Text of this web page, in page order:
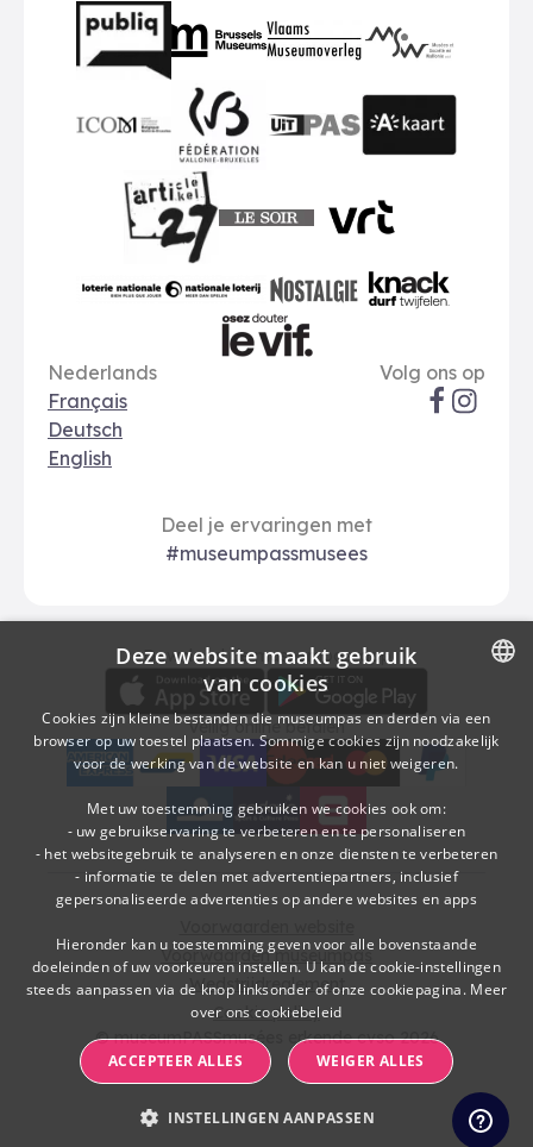
Partners
FWB
Art 27
Nostalgie
Taal opties
Nederlands
Français
Deutsch
English
Sociale
Volg ons op
Deel je ervaringen met
#museumpassmusees
Download
Download de museumpas-app
Betalingsopties
Veilig online betalen
American Express
bancontact
visa
Edenred
mc
paypal
kbc
Sodexo Cultuurcheques
belfius
© museumPASSmusées erkende cvso 2026
Voorwaarden museumpas
Wedstrijdreglement
Cookie policy
DUTCH
FRENCH
Deze website maakt gebruik
van cookies
Cookies zijn kleine bestanden die museumpas en derden via een
browser op uw toestel plaatsen. Sommige cookies zijn noodzakelijk
voor de werking van de website en kan u niet weigeren.
Met uw toestemming gebruiken we cookies ook om:
- uw gebruikservaring te verbeteren en te personaliseren
- het websitegebruik te analyseren en onze diensten te verbeteren
- informatie te delen met advertentiepartners, inclusief
gepersonaliseerde advertenties op andere websites en apps
Hieronder kan u toestemming geven voor alle bovenstaande
doeleinden of uw voorkeuren instellen. U kan de cookie-instellingen
steeds aanpassen via de knop linksonder of onze cookiepagina. Meer
over ons cookiebeleid
ACCEPTEER ALLES WEIGER ALLES
INSTELLINGEN AANPASSEN